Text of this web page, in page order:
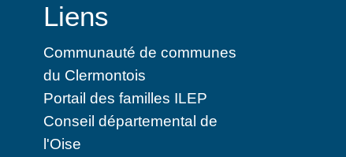
Liens
Communauté de communes
du Clermontois
Portail des familles ILEP
Conseil départemental de
l'Oise